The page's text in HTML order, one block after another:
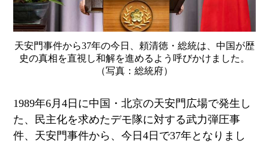
天安門事件から37年の今日、頼清徳・総統は、中国が歴
史の真相を直視し和解を進めるよう呼びかけました。
（写真：総統府）
1989年6 月4日に中国・北京の天安門広場で発生し
た、民主化を求めたデモ隊に対する武力弾圧事
件、天安門事件から、今日4日で37年となりまし